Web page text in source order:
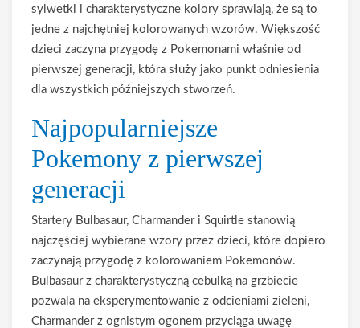
sylwetki i charakterystyczne kolory sprawiają, że są to
jedne z najchętniej kolorowanych wzorów. Większość
dzieci zaczyna przygodę z Pokemonami właśnie od
pierwszej generacji, która służy jako punkt odniesienia
dla wszystkich późniejszych stworzeń.
Najpopularniejsze
Pokemony z pierwszej
generacji
Startery Bulbasaur, Charmander i Squirtle stanowią
najczęściej wybierane wzory przez dzieci, które dopiero
zaczynają przygodę z kolorowaniem Pokemonów.
Bulbasaur z charakterystyczną cebulką na grzbiecie
pozwala na eksperymentowanie z odcieniami zieleni,
Charmander z ognistym ogonem przyciąga uwagę